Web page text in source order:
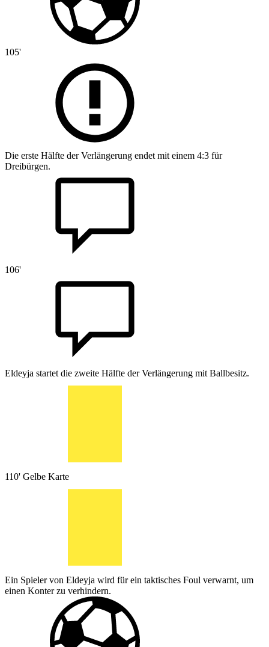
105'
Die erste Hälfte der Verlängerung endet mit einem 4:3 für
Dreibürgen.
106'
Eldeyja startet die zweite Hälfte der Verlängerung mit Ballbesitz.
110' Gelbe Karte
Ein Spieler von Eldeyja wird für ein taktisches Foul verwarnt, um
einen Konter zu verhindern.